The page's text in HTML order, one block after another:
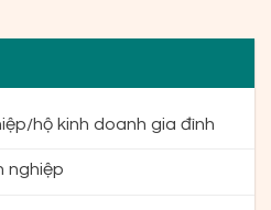
hộ kinh doanh gia đình
nghiệp